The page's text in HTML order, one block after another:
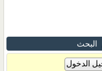
البحث